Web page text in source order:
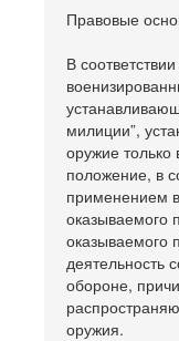
Правовые
В
милиции”,
оружие
положение, в
применением
оказываемого
оказываемого
деятельность
обороне,
оружия.